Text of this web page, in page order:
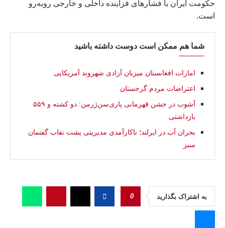
حکومت ایران با فشارهای فزاینده داخلی و خارجی روبه‌رو
است.
شما هم ممکن است دوست داشته باشید
امارات افغانستان میزبان آزادی شهروند آمریکایی
اعتراضات مردم گرجستان
آشوب در جشن قهرمانی پاری‌سن‌ژرمن: دو کشته و ۵۵۹
بازداشتی
بحران آب در ایرلند؛ ناکارآمدی مدیریتی پشت نقاب گفتمان
سبز
به اشتراک بگذارید 0